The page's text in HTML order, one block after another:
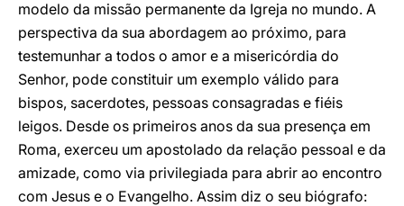
modelo da missão permanente da Igreja no mundo. A
perspectiva da sua abordagem ao próximo, para
testemunhar a todos o amor e a misericórdia do
Senhor, pode constituir um exemplo válido para
bispos, sacerdotes, pessoas consagradas e fiéis
leigos. Desde os primeiros anos da sua presença em
Roma, exerceu um apostolado da relação pessoal e da
amizade, como via privilegiada para abrir ao encontro
com Jesus e o Evangelho. Assim diz o seu biógrafo: